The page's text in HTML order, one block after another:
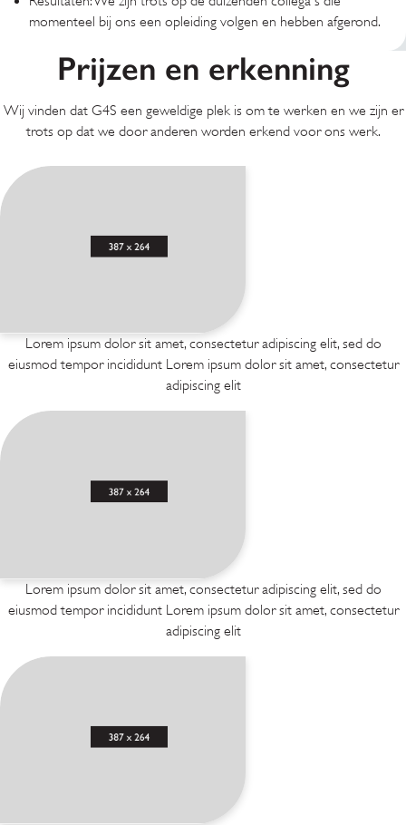
momenteel bij ons een opleiding volgen en hebben afgerond.
Prijzen en erkenning
Wij vinden dat G4S een geweldige plek is om te werken en we zijn er
trots op dat we door anderen worden erkend voor ons werk.
Lorem ipsum dolor sit amet, consectetur adipiscing elit, sed do
eiusmod tempor incididunt Lorem ipsum dolor sit amet, consectetur
adipiscing elit
Lorem ipsum dolor sit amet, consectetur adipiscing elit, sed do
eiusmod tempor incididunt Lorem ipsum dolor sit amet, consectetur
adipiscing elit